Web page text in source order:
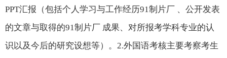
PPT汇报（包括个人学习与工作经历91制片厂 、公开发表
的文章与取得的91制片厂 成果、对所报考学科专业的认
识以及今后的研究设想等）。 2.外国语考核主要考察考生